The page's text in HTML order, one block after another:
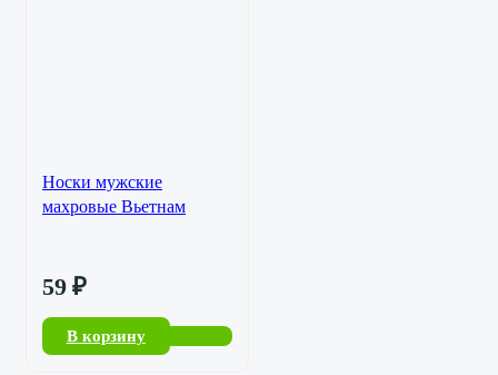
Носки мужские
махровые Вьетнам
59 ₽
В корзину